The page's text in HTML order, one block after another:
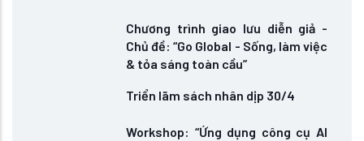
Chương trình giao lưu diễn giả -
Chủ đề: “Go Global - Sống, làm việc
& tỏa sáng toàn cầu”
Triển lãm sách nhân dịp 30/4
Workshop: “Ứng dụng công cụ AI